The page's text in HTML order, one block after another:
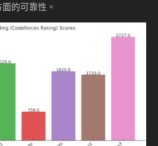
的可靠性。